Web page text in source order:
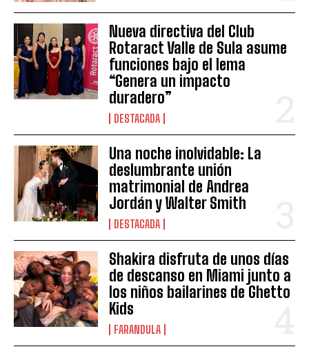
Nueva directiva del Club
Rotaract Valle de Sula asume
funciones bajo el lema
“Genera un impacto
duradero”
DESTACADA
Una noche inolvidable: La
deslumbrante unión
matrimonial de Andrea
Jordán y Walter Smith
DESTACADA
Shakira disfruta de unos días
de descanso en Miami junto a
los niños bailarines de Ghetto
Kids
FARANDULA